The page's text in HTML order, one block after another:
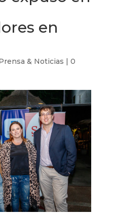
en
& Noticias | 0